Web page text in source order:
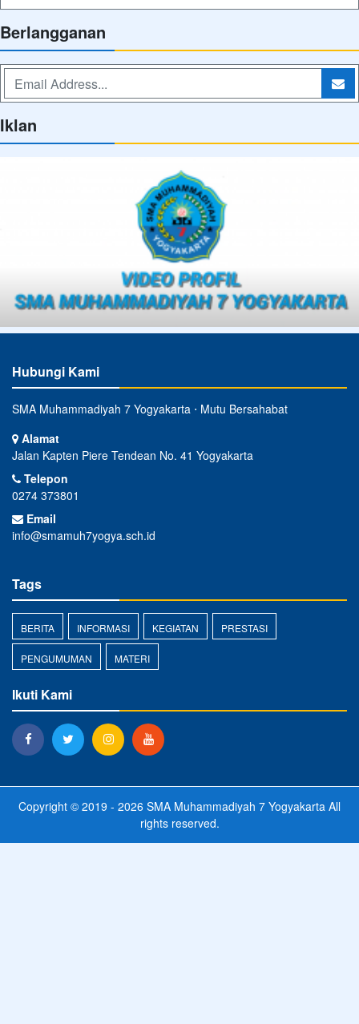
Berlangganan
Iklan
Hubungi Kami
SMA Muhammadiyah 7 Yogyakarta ⋅ Mutu Bersahabat
Alamat
Jalan Kapten Piere Tendean No. 41 Yogyakarta
Telepon
0274 373801
Email
info@smamuh7yogya.sch.id
Tags
BERITA INFORMASI KEGIATAN PRESTASI
PENGUMUMAN MATERI
Ikuti Kami
Copyright © 2019 - 2026 SMA Muhammadiyah 7 Yogyakarta All
rights reserved.